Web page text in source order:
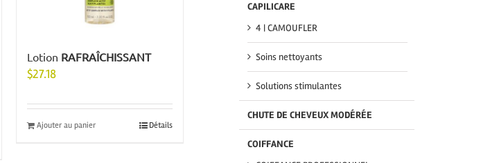
Lotion RAFRAÎCHISSANT
$27.18
Ajouter au panier Détails
CAPILICARE
4 | CAMOUFLER
Soins nettoyants
Solutions stimulantes
CHUTE DE CHEVEUX MODÉRÉE
COIFFANCE